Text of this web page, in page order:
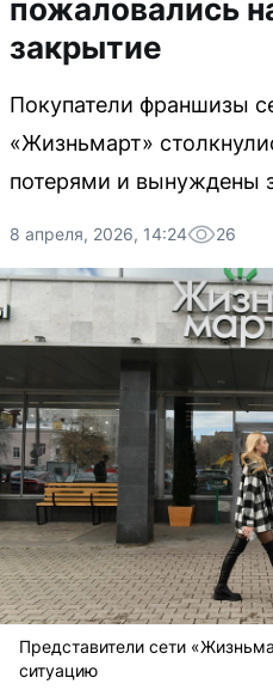
пожаловались
закрытие
Покупатели франшизы
«Жизньмарт»
потерями и вынуждены
8 апреля, 2026, 14:24 26
Представители сети
ситуацию